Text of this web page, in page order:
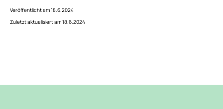
Veröffentlicht am 18.6.2024
Zuletzt aktualisiert am 18.6.2024